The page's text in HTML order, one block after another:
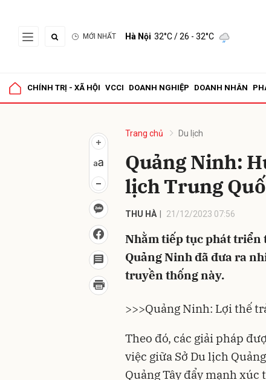
MỚI NHẤT Hà Nội 32°C/ 26 - 32°C
CHÍNH TRỊ - XÃ HỘI VCCI DOANH NGHIỆP DOANH NHÂN
Trang chủ Du lịch
Quảng Ninh:
lịch Trung
THU HÀ 21/12/2023 07:56
Nhằm tiếp tục phát triển
Quảng Ninh đã đưa ra
truyền thống này.
>>>Quảng Ninh: Lợi thế
Theo đó, các giải pháp
việc giữa Sở Du lịch
Quảng Tây đẩy mạnh xúc